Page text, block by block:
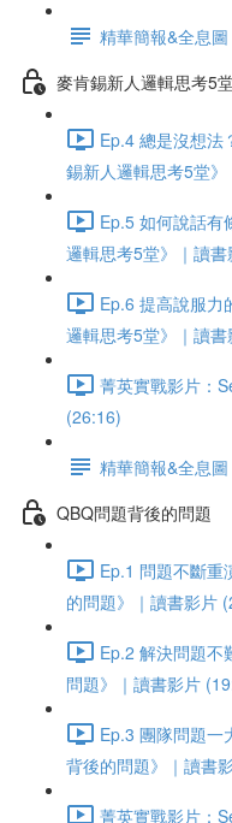
精華簡報&全息
麥肯錫新人邏輯思考5
Ep.4 總是沒想法
錫新人邏輯思考5堂
Ep.5 如何說話有
邏輯思考5堂》｜讀
Ep.6 提高說服力
邏輯思考5堂》｜讀
菁英實戰影片：
(26:16)
精華簡報&全息
QBQ問題背後的問題
Ep.1 問題不斷重
的問題》｜讀書影片
Ep.2 解決問題不
問題》｜讀書影片
Ep.3 團隊問題一
背後的問題》｜讀書
菁英實戰影片：